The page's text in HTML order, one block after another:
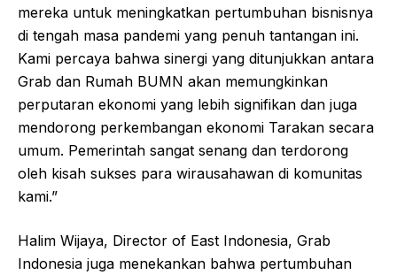
mereka untuk meningkatkan pertumbuhan bisnisnya
di tengah masa pandemi yang penuh tantangan ini.
Kami percaya bahwa sinergi yang ditunjukkan antara
Grab dan Rumah BUMN akan memungkinkan
perputaran ekonomi yang lebih signifikan dan juga
mendorong perkembangan ekonomi Tarakan secara
umum. Pemerintah sangat senang dan terdorong
oleh kisah sukses para wirausahawan di komunitas
kami.”
Halim Wijaya, Director of East Indonesia, Grab
Indonesia juga menekankan bahwa pertumbuhan